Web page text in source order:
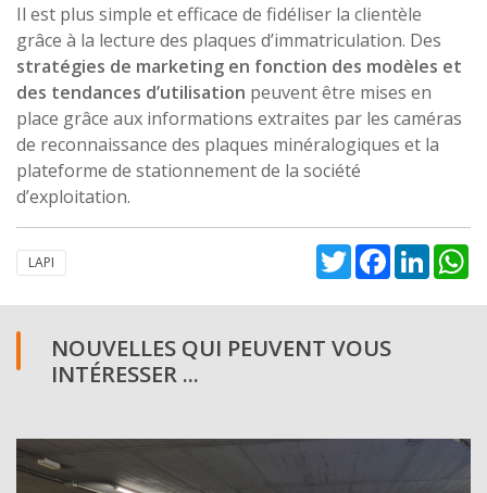
Il est plus simple et efficace de fidéliser la clientèle
grâce à la lecture des plaques d’immatriculation. Des
stratégies de marketing en fonction des modèles et
des tendances d’utilisation peuvent être mises en
place grâce aux informations extraites par les caméras
de reconnaissance des plaques minéralogiques et la
plateforme de stationnement de la société
d’exploitation.
LAPI TwitterFacebook
NOUVELLES QUI PEUVENT VOUS
INTÉRESSER ...